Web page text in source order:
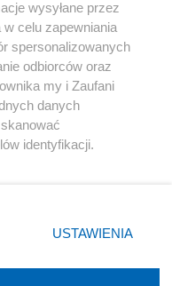
Youtube
wysyłane przez
celu zapewniania
spersonalizowanych
odbiorców oraz
my i Zaufani
danych
identyfikacji.
prywatności
strony
zgody
USTAWIENIA